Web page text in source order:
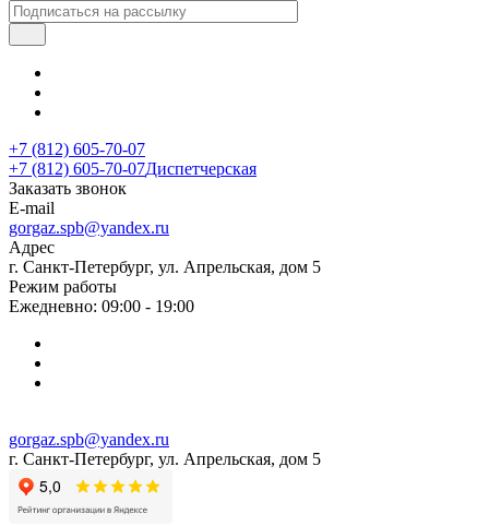
+7 (812) 605-70-07
+7 (812) 605-70-07Диспетчерская
Заказать звонок
E-mail
gorgaz.spb@yandex.ru
Адрес
г. Санкт-Петербург, ул. Апрельская, дом 5
Режим работы
Ежедневно: 09:00 - 19:00
gorgaz.spb@yandex.ru
г. Санкт-Петербург, ул. Апрельская, дом 5